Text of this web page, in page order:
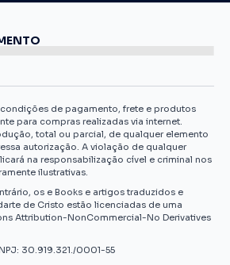
de pagamento, frete e produtos
para compras realizadas via internet.
total ou parcial, de qualquer elemento
autorização. A violação de qualquer
na responsabilização cível e criminal nos
ilustrativas.
os e Books e artigos traduzidos e
de Cristo estão licenciadas de uma
Attribution-NonCommercial-No Derivatives
30.919.321./0001-55